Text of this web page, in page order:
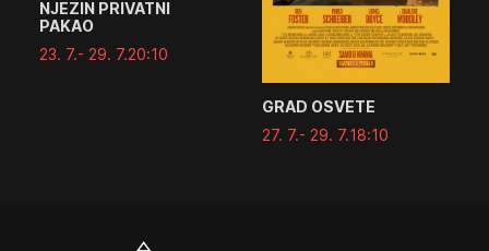
NJEZIN PRIVATNI
PAKAO
23. 7.- 29. 7.20:10
GRAD OSVETE
27. 7.- 29. 7.18:10